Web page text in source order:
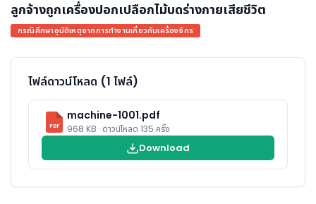
ลูกจ้างถูกเครื่องปอกเปลือกไม้บดร่างกายเสียชีวิต
กรณีศึกษาอุบัติเหตุจากการทำงานเกี่ยวกับเครื่องจักร
ไฟล์ดาวน์โหลด (1 ไฟล์)
PDF
machine-1001.pdf
968 KB · ดาวน์โหลด 135 ครั้ง
Download